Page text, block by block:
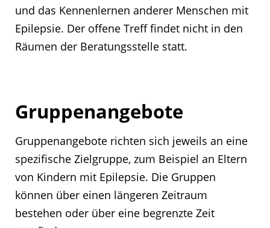
und das Kennenlernen anderer Menschen mit
Epilepsie. Der offene Treff findet nicht in den
Räumen der Beratungsstelle statt.
Gruppenangebote
Gruppenangebote richten sich jeweils an eine
spezifische Zielgruppe, zum Beispiel an Eltern
von Kindern mit Epilepsie. Die Gruppen
können über einen längeren Zeitraum
bestehen oder über eine begrenzte Zeit